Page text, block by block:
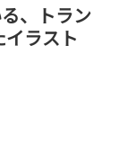
、トラン
ラスト